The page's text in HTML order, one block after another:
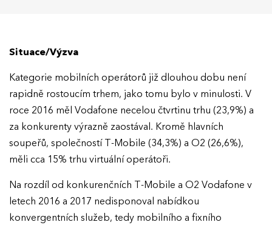
Situace/Výzva
Kategorie mobilních operátorů již dlouhou dobu není
rapidně rostoucím trhem, jako tomu bylo v minulosti. V
roce 2016 měl Vodafone necelou čtvrtinu trhu (23,9%) a
za konkurenty výrazně zaostával. Kromě hlavních
soupeřů, společností T-Mobile (34,3%) a O2 (26,6%),
měli cca 15% trhu virtuální operátoři.
Na rozdíl od konkurenčních T-Mobile a O2 Vodafone v
letech 2016 a 2017 nedisponoval nabídkou
konvergentních služeb, tedy mobilního a fixního